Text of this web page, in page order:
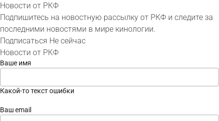
Новости от РКФ
Подпишитесь на новостную рассылку от РКФ и следите за
последними новостями в мире кинологии.
Подписаться Не сейчас
Новости от РКФ
Ваше имя
Какой-то текст ошибки
Ваш email